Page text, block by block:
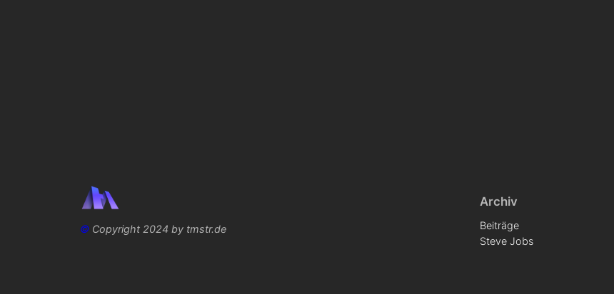
© Copyright 2024 by tmstr.de
Archiv
Beiträge
Steve Jobs